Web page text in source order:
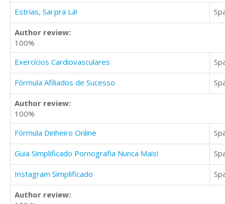
Estrias, Sai pra Lá!
Author review:
100%
Exercícios Cardiovasculares
Fórmula Afiliados de Sucesso
Author review:
100%
Fórmula Dinheiro Online
Guia Simplificado Pornografia Nunca Mais!
Instagram Simplificado
Author review: